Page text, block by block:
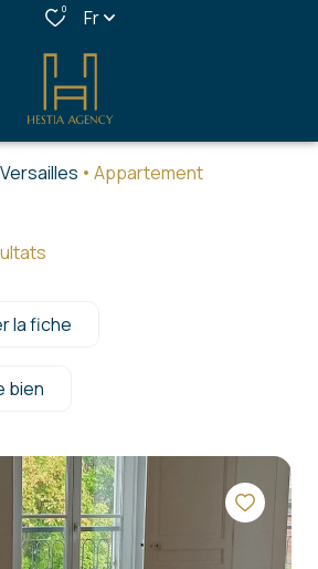
0 Fr
Versailles Appartement
la fiche
bien